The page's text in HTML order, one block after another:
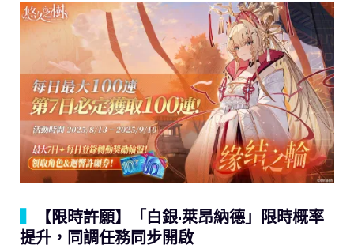
【限時許願】「白銀·萊昂納德」限時概率
提升，同調任務同步開啟